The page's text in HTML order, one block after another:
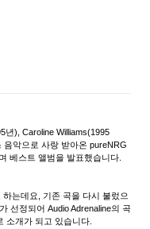
년), Caroline Williams(1995
악으로 사랑 받아온 pureNRG
베스트 앨범을 발표했습니다.
는데요, 기존 곡을 다시 불렀으
선정되어 Audio Adrenaline의 곡
소개가 되고 있습니다.